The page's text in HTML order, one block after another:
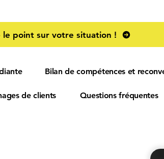
point sur votre situation !
Bilan de compétences et
de clients Questions fréquentes